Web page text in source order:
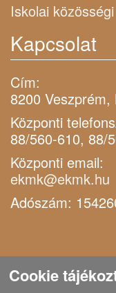
Iskolai
Kapcsolat
Cím:
8200
Központi
88/560-610, 88/
Központi email:
ekmk@ekmk.hu
Adószám:
Cookie